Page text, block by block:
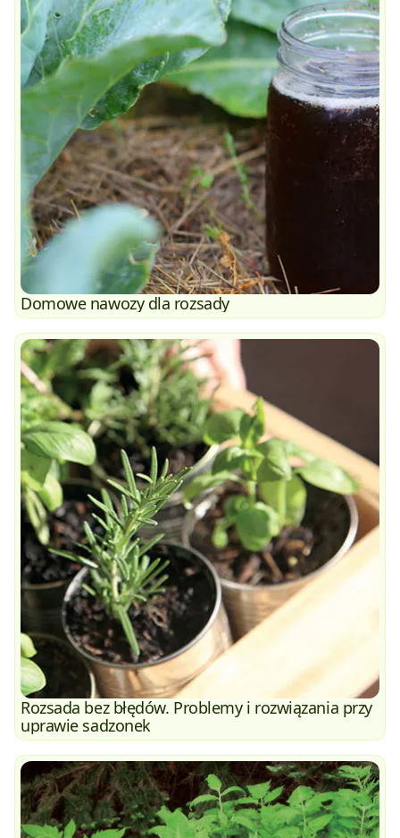
Domowe nawozy dla rozsady
Rozsada bez błędów. Problemy i rozwiązania przy
uprawie sadzonek